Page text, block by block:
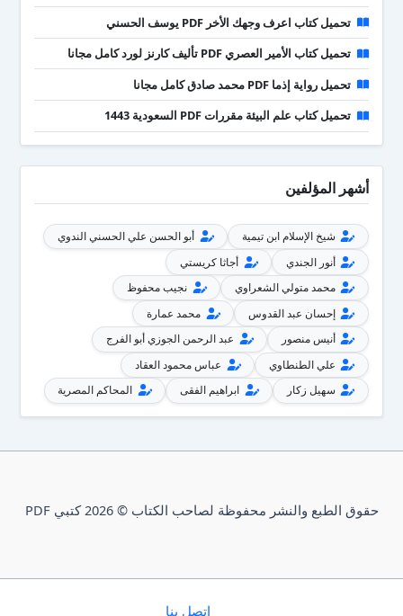
تحميل كتاب اعرف وجهك الأخر PDF يوسف الحسني
تحميل كتاب الأمير العصري PDF تأليف كارنز لورد كامل مجانا
تحميل رواية إذما PDF محمد صادق كامل مجانا
تحميل كتاب علم البيئة مقررات PDF السعودية 1443
أشهر المؤلفين
شيخ الإسلام ابن تيمية
أبو الحسن علي الحسني الندوي
أنور الجندي
أجاثا كريستي
محمد متولي الشعراوي
نجيب محفوظ
إحسان عبد القدوس
محمد عمارة
أنيس منصور
عبد الرحمن الجوزي أبو الفرج
علي الطنطاوي
عباس محمود العقاد
سهيل زكار
ابراهيم الفقى المحاكم المصرية
حقوق الطبع والنشر محفوظة لصاحب الكتاب © 2026 كتبي PDF
إتصل بنا